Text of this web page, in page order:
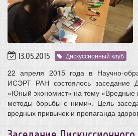
13.05.2015 Дискуссионный клуб
22 апреля 2015 года в Научно-
ИСЭРТ РАН состоялось заседание
«Юный экономист» на тему «Вредные
методы борьбы с ними». Цель
вредных привычек и пропаганда